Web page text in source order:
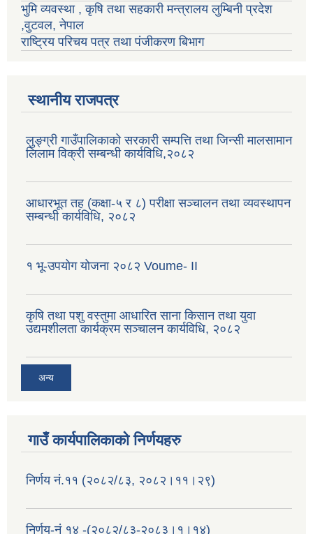
भुमि व्यवस्था , कृषि तथा सहकारी मन्त्रालय लुम्बिनी प्रदेश
,वुटवल, नेपाल
राष्ट्रिय परिचय पत्र तथा पंजीकरण बिभाग
स्थानीय राजपत्र
लुङ्ग्री गाउँपालिकाको सरकारी सम्पत्ति तथा जिन्सी मालसामान
लिलाम विक्री सम्बन्धी कार्यविधि,२०८२
आधारभूत तह (कक्षा-५ र ८) परीक्षा सञ्चालन तथा व्यवस्थापन
सम्बन्धी कार्यविधि, २०८२
१ भू-उपयोग योजना २०८२ Voume- II
कृषि तथा पशु वस्तुमा आधारित साना किसान तथा युवा
उद्यमशीलता कार्यक्रम सञ्चालन कार्यविधि, २०८२
अन्य
गाउँ कार्यपालिकाको निर्णयहरु
निर्णय नं.११ (२०८२/८३, २०८२।११।२९)
निर्णय-नं १४ -(२०८२/८३-२०८३।१।१४)